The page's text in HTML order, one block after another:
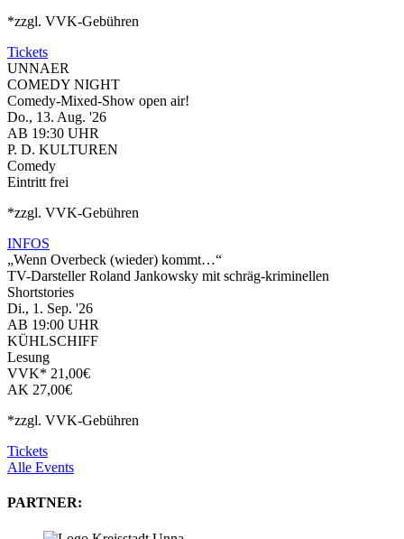
*zzgl. VVK-Gebühren
Tickets
UNNAER
COMEDY NIGHT
Comedy-Mixed-Show open air!
Do., 13. Aug. '26
AB 19:30 UHR
P. D. KULTUREN
Comedy
Eintritt frei
*zzgl. VVK-Gebühren
INFOS
„Wenn Overbeck (wieder) kommt…“
TV-Darsteller Roland Jankowsky mit schräg-kriminellen
Shortstories
Di., 1. Sep. '26
AB 19:00 UHR
KÜHLSCHIFF
Lesung
VVK* 21,00€
AK 27,00€
*zzgl. VVK-Gebühren
Tickets
Alle Events
PARTNER: